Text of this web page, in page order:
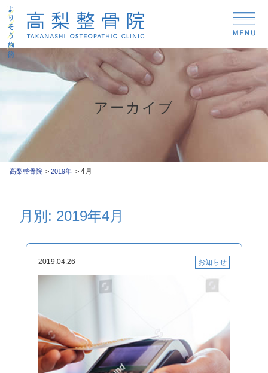
アーカイブ
高梨整骨院 2019年 4月
月別: 2019年4月
2019.04.26 お知らせ